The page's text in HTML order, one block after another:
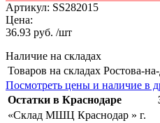
Артикул: SS282015
Цена:
36.93 руб. /шт
Наличие на складах
Товаров на складах Ростова-
Посмотреть цены и наличие в
Остатки в Краснодаре
«Склад МШЦ Краснодар » г.